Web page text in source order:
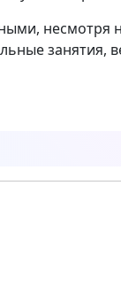
несмотря
занятия,